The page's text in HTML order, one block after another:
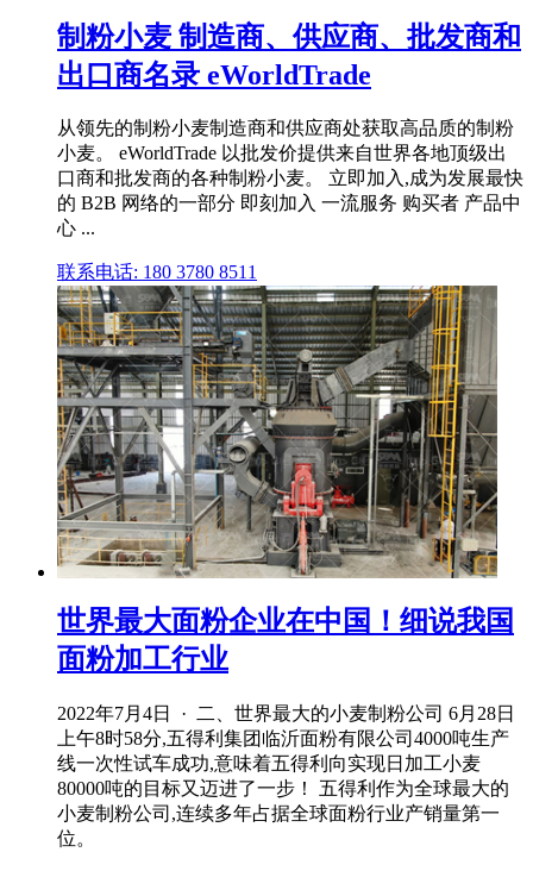
制粉小麦 制造商、供应商、批发商和
出口商名录 eWorldTrade
从领先的制粉小麦制造商和供应商处获取高品质的制粉
小麦。 eWorldTrade 以批发价提供来自世界各地顶级出
口商和批发商的各种制粉小麦。 立即加入,成为发展最快
的 B2B 网络的一部分 即刻加入 一流服务 购买者 产品中
心 ...
联系电话: 180 3780 8511
世界最大面粉企业在中国！细说我国
面粉加工行业
2022年7月4日 · 二、世界最大的小麦制粉公司 6月28日
上午8时58分,五得利集团临沂面粉有限公司4000吨生产
线一次性试车成功,意味着五得利向实现日加工小麦
80000吨的目标又迈进了一步！ 五得利作为全球最大的
小麦制粉公司,连续多年占据全球面粉行业产销量第一
位。